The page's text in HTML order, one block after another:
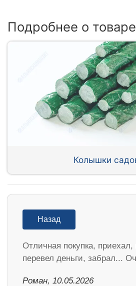
Подробнее о товаре
Колышки
Назад
Отличная покупка, приехал,
перевел деньги, забрал...
Роман, 10.05.2026